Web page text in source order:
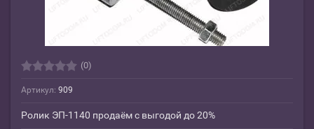
(0)
Артикул: 909
Ролик ЭП-1140 продаём с выгодой до 20%